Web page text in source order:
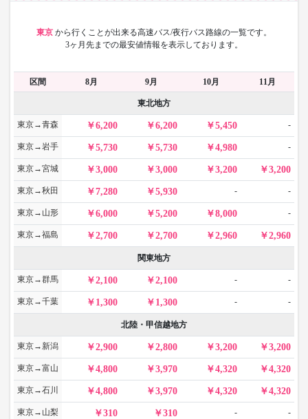
東京 から行くことが出来る高速バス/夜行バス路線の一覧です。
3ヶ月先までの最安値情報を表示しております。
区間 8月 9月 10月 11月
東北地方
東京→青森 6,200 6,200 5,450 -
東京→岩手 5,730 5,730 4,980 -
東京→宮城 3,000 3,000 3,200 3,200
東京→秋田 7,280 5,930 - -
東京→山形 6,000 5,200 8,000 -
東京→福島 2,700 2,700 2,960 2,960
関東地方
東京→群馬 2,100 2,100 - -
東京→千葉 1,300 1,300 - -
北陸・甲信越地方
東京→新潟 2,900 2,800 3,200 3,200
東京→富山 4,800 3,970 4,320 4,320
東京→石川 4,800 3,970 4,320 4,320
東京→山梨 310 310 - -